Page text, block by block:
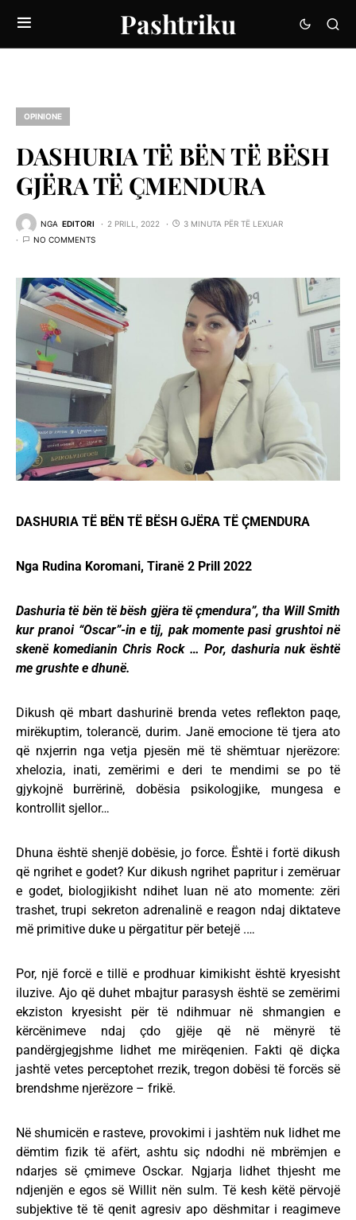
Pashtriku
OPINIONE
DASHURIA TË BËN TË BËSH
GJËRA TË ÇMENDURA
NGA EDITORI 2 PRILL, 2022
3 MINUTA PËR TË LEXUAR
NO COMMENTS
DASHURIA TË BËN TË BËSH GJËRA TË ÇMENDURA
Nga Rudina Koromani, Tiranë 2 Prill 2022
Dashuria të bën të bësh gjëra të çmendura”, tha Will Smith
kur pranoi “Oscar”-in e tij, pak momente pasi grushtoi në
skenë komedianin Chris Rock … Por, dashuria nuk është
me grushte e dhunë.
Dikush që mbart dashurinë brenda vetes reflekton paqe,
mirëkuptim, tolerancë, durim. Janë emocione të tjera ato
që nxjerrin nga vetja pjesën më të shëmtuar njerëzore:
xhelozia, inati, zemërimi e deri te mendimi se po të
gjykojnë burrërinë, dobësia psikologjike, mungesa e
kontrollit sjellor…
Dhuna është shenjë dobësie, jo force. Është i fortë dikush
që ngrihet e godet? Kur dikush ngrihet papritur i zemëruar
e godet, biologjikisht ndihet luan në ato momente: zëri
trashet, trupi sekreton adrenalinë e reagon ndaj diktateve
më primitive duke u përgatitur për betejë .…
Por, një forcë e tillë e prodhuar kimikisht është kryesisht
iluzive. Ajo që duhet mbajtur parasysh është se zemërimi
ekziston kryesisht për të ndihmuar në shmangien e
kërcënimeve ndaj çdo gjëje që në mënyrë të
pandërgjegjshme lidhet me mirëqenien. Fakti që diçka
jashtë vetes perceptohet rrezik, tregon dobësi të forcës së
brendshme njerëzore – frikë.
Në shumicën e rasteve, provokimi i jashtëm nuk lidhet me
dëmtim fizik të afërt, ashtu siç ndodhi në mbrëmjen e
ndarjes së çmimeve Osckar. Ngjarja lidhet thjesht me
ndjenjën e egos së Willit nën sulm. Të kesh këtë përvojë
subjektive të të qenit agresiv apo dëshmitar i reagimeve